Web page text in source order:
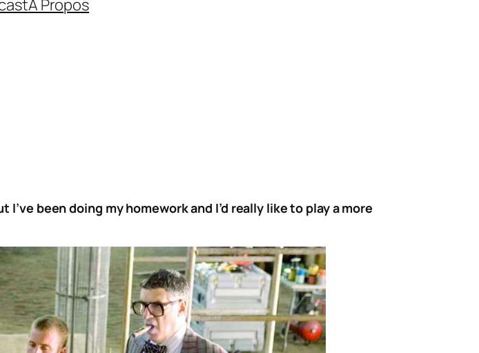
À Propos
been doing my homework and I’d really like to play a more